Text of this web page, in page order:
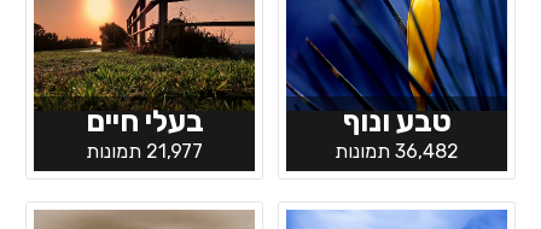
טבע ונוף
36,482 תמונות
בעלי חיים
21,977 תמונות